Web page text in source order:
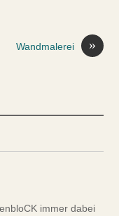
»
Wandmalerei
immer dabei